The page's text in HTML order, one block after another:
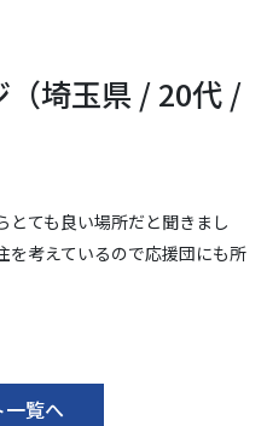
（埼玉県 / 20代 /
ても良い場所だと聞きまし
を考えているので応援団にも所
一覧へ